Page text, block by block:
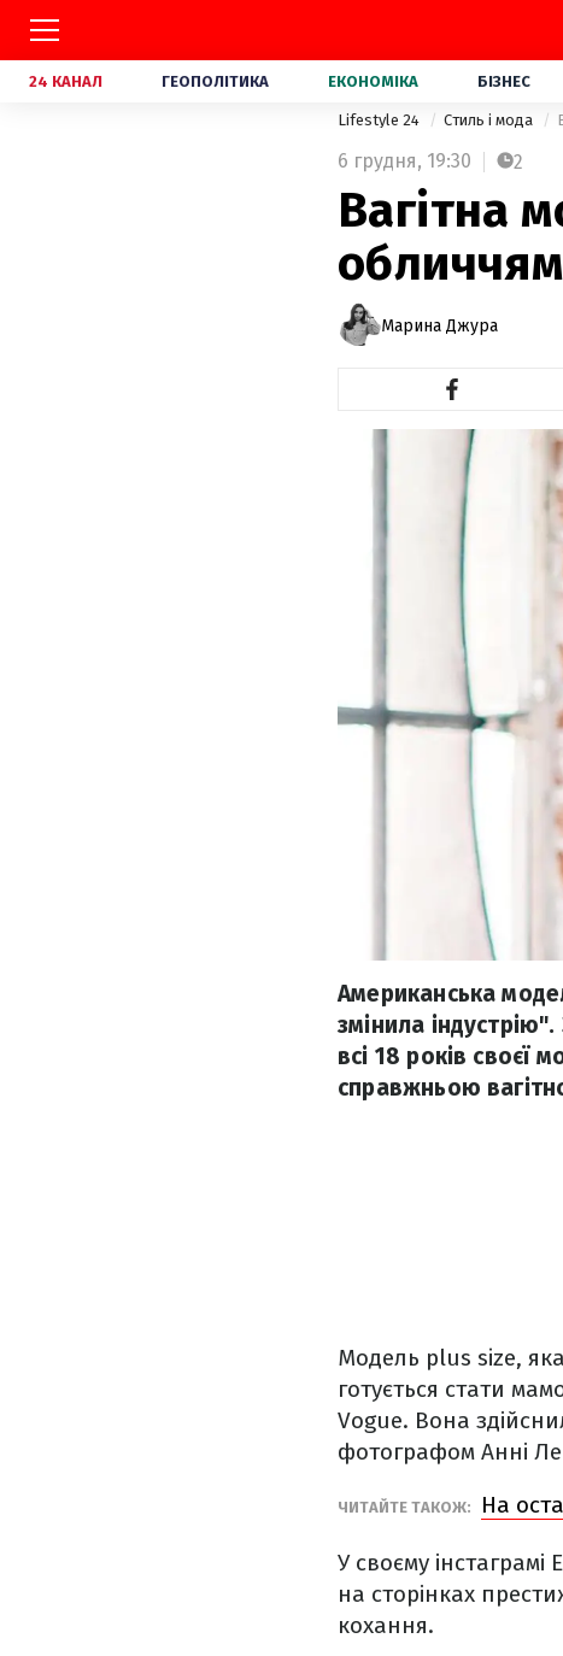
24 КАНАЛ ГЕОПОЛІТИКА ЕКОНОМІКА БІЗНЕС
Lifestyle 24 Стиль і мода
6 грудня, 19:30 2
Вагітна
Марина Джура
Американська
змінила
всі 18 років своєї
справжньою
Модель plus size, яка
готується стати
Vogue. Вона
фотографом Анні
ЧИТАЙТЕ ТАКОЖ: На
У своєму
на сторінках
кохання.